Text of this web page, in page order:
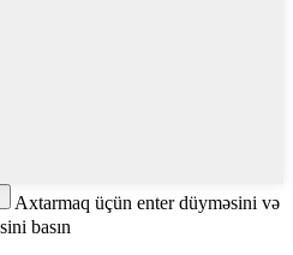
Axtarmaq üçün enter düyməsini və
basın